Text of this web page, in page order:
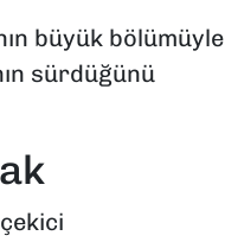
büyük bölümüyle
sürdüğünü